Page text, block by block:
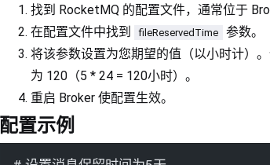
找到 RocketMQ 的配置文件，通常位于
在配置文件中找到
fileReservedTime
参数。
将该参数设置为您期望的值（以小时计）
为 120（5 * 24 = 120小时）。
重启 Broker 使配置生效。
配置示例